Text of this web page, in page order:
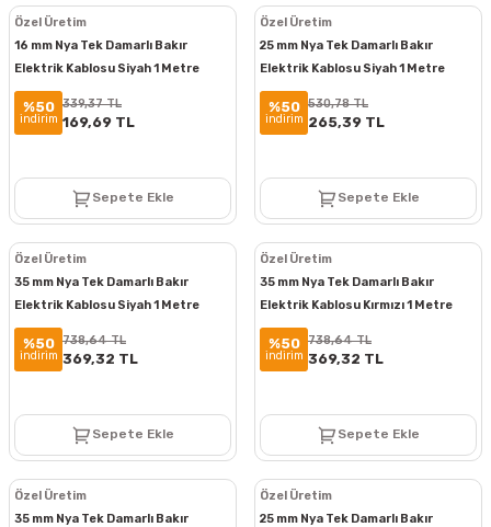
Özel Üretim
16 mm Nya Tek Damarlı Bakır
Elektrik Kablosu Siyah 1 Metre
%50
indirim
339,37 TL
169,69 TL
Sepete Ekle
Özel Üretim
25 mm Nya Tek Damarlı Bakır
Elektrik Kablosu Siyah 1 Metre
%50
indirim
530,78 TL
265,39 TL
Sepete Ekle
Özel Üretim
35 mm Nya Tek Damarlı Bakır
Elektrik Kablosu Siyah 1 Metre
%50
indirim
738,64 TL
369,32 TL
Sepete Ekle
Özel Üretim
35 mm Nya Tek Damarlı Bakır
Elektrik Kablosu Kırmızı 1 Metre
%50
indirim
738,64 TL
369,32 TL
Sepete Ekle
Özel Üretim
35 mm Nya Tek Damarlı Bakır
Özel Üretim
25 mm Nya Tek Damarlı Bakır